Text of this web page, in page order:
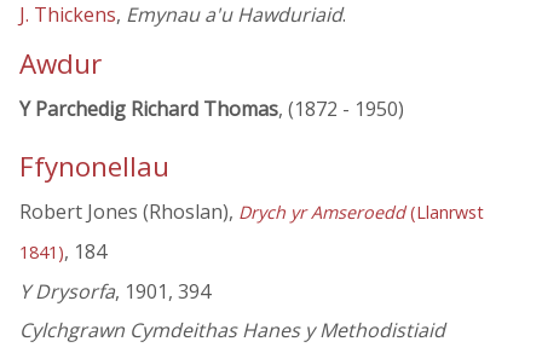
J. Thickens, Emynau a'u Hawduriaid.
Awdur
Y Parchedig Richard Thomas, (1872 - 1950)
Ffynonellau
Robert Jones (Rhoslan), Drych yr Amseroedd(Llanrwst
1841), 184
Y Drysorfa, 1901, 394
Cylchgrawn Cymdeithas Hanes y Methodistiaid